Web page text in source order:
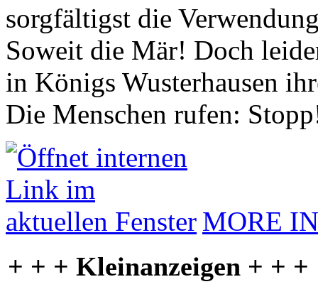
sorgfältigst die
Soweit die Mär! Doch
in Königs Wusterhausen
Die Menschen rufen:
MORE
+ + + Kleinanzeigen + + +